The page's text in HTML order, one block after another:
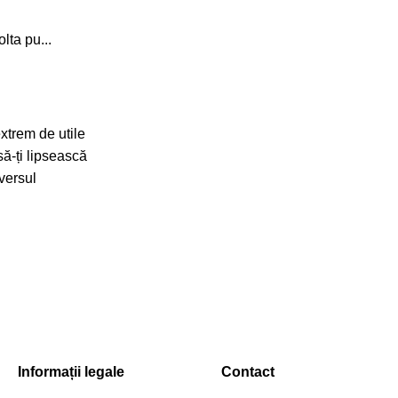
pu...
de utile
ți lipsească
Informații legale Contact